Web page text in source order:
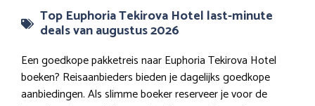
Top Euphoria Tekirova Hotel last-minute
deals van augustus 2026
Een goedkope pakketreis naar Euphoria Tekirova Hotel
boeken? Reisaanbieders bieden je dagelijks goedkope
aanbiedingen. Als slimme boeker reserveer je voor de